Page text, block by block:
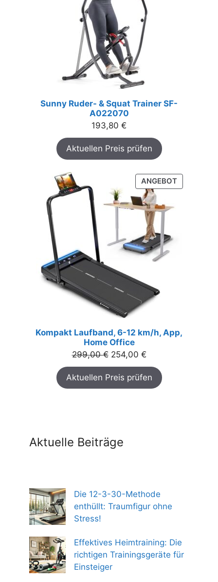
Sunny Ruder- & Squat Trainer SF-
A022070
193,80 €
Aktuellen Preis prüfen
ANGEBOTPRODUKT
IM
Kompakt Laufband, 6-12 km/h, App,
Home Office
299,00€ Ursprünglicher
Preis
war:
299,00 €
254,00 €Aktueller
Preis
ist:
254,00 €.
Aktuellen Preis prüfen
Aktuelle Beiträge
Die 12-3-30-Methode
enthüllt: Traumfigur ohne
Stress!
Effektives Heimtraining: Die
richtigen Trainingsgeräte für
Einsteiger